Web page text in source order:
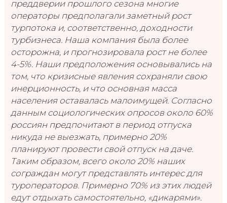
преддверии прошлого сезона многие
операторы предполагали заметный рост
турпотока и, соответственно, доходности
турбизнеса. Наша компания была более
осторожна, и прогнозировала рост не более
4-5%. Наши предположения основывались на
том, что кризисные явления сохраняли свою
инерционность, и что основная масса
населения оставалась малоимущей. Согласно
данным социологических опросов около 60%
россиян предпочитают в период отпуска
никуда не выезжать, примерно 20%
планируют провести свой отпуск на даче.
Таким образом, всего около 20% наших
сограждан могут представлять интерес для
туроператоров. Примерно 70% из этих людей
едут отдыхать самостоятельно, «дикарями».